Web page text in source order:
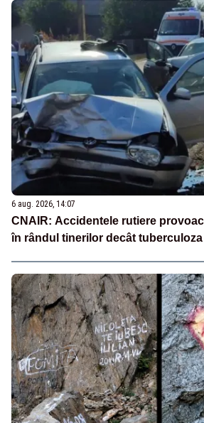
6 aug. 2026, 14:07
CNAIR: Accidentele rutiere
în rândul tinerilor decât